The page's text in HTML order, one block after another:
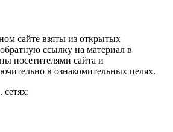
сайте взяты из открытых
ссылку на материал в
посетителями сайта и
в ознакомительных целях.
сетях: